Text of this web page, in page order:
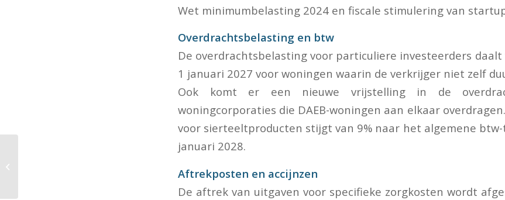
Wet minimumbelasting 2024 en fiscale stimulering van
Overdrachtsbelasting en btw
De overdrachtsbelasting voor particuliere investeerders daalt
1 januari 2027 voor woningen waarin de verkrijger niet zelf
Ook komt er een nieuwe vrijstelling in de
woningcorporaties die DAEB-woningen aan elkaar
voor sierteeltproducten stijgt van 9% naar het algemene btw-
januari 2028.
Aftrekposten en accijnzen
De aftrek van uitgaven voor specifieke zorgkosten wordt